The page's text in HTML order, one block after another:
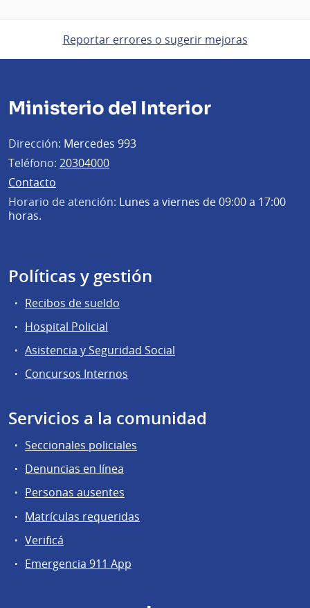
Reportar errores o sugerir mejoras
Ministerio del Interior
Dirección: Mercedes 993
Teléfono: 20304000
Contacto
Horario de atención: Lunes a viernes de 09:00 a 17:00
horas.
Políticas y gestión
Recibos de sueldo
Hospital Policial
Asistencia y Seguridad Social
Concursos Internos
Servicios a la comunidad
Seccionales policiales
Denuncias en línea
Personas ausentes
Matrículas requeridas
Verificá
Emergencia 911 App